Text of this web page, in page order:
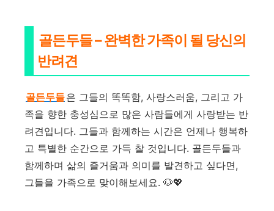
골든두들 – 완벽한 가족이 될 당신의
반려견
골든두들은 그들의 똑똑함, 사랑스러움, 그리고 가
족을 향한 충성심으로 많은 사람들에게 사랑받는 반
려견입니다. 그들과 함께하는 시간은 언제나 행복하
고 특별한 순간으로 가득 찰 것입니다. 골든두들과
함께하며 삶의 즐거움과 의미를 발견하고 싶다면,
그들을 가족으로 맞이해보세요. 🐶💖